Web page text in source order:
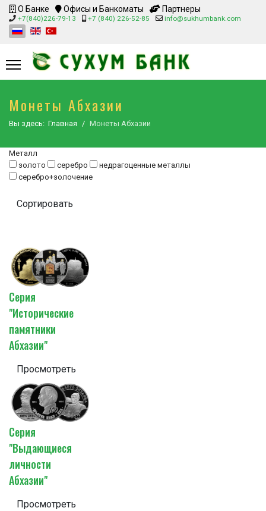
О Банке Офисы и Банкоматы Партнеры
+7(840)226-79-13 +7 (840) 226-52-85 info@sukhumbank.com
Монеты Абхазии
Вы здесь: Главная Монеты Абхазии
Металл
золото
серебро
недрагоценные металлы
серебро+золочение
Серия
"Исторические
памятники
Абхазии"
Просмотреть
Серия
"Выдающиеся
личности
Абхазии"
Просмотреть